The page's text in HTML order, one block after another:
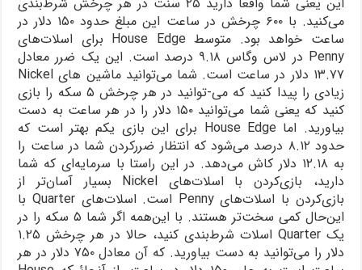
می‌کنید. با ۶۰۰ چرخش در ساعت این مبلغ حدود ۱۵۰ دلار در
ساعت خواهد بود. متوسط House Edge برای اسلات‌های
Penny در لاس وگاس ۹.۱۸ درصد است. این یک ضرر معادل
۱۳.۷۷ دلار در ساعت است. شما می‌توانید ماشین های Nickel
زیادی را پیدا کنید که می-توانید در هر چرخش ۵ سکه را بازی
کنید که یعنی شما می‌توانید ۱۵۰ دلار را در هر ساعت به دست
بیاورید. اما House Edge برای این بازی یکم بهتر است که
حدود ۸.۱۲ درصد می‌شود که انتظار ضررکردن شما در ساعت را
به ۱۲.۱۸ دلار کاش می‌دهد. در این راستا با سرمایه‌ای که شما
دارید، بازی‌کردن با اسلات‌های Nickel بسیار آسان‌تر از
بازی‌کردن با اسلات‌های Penny است. اسلات‌های Quarter با
این‌حال کمی سخت‌تر هستند. با این‌همه اگر شما ۵ سکه را در
یک Quarter اسلات شرط‌بندی کنید، حالا در هر چرخش ۱.۲۵
دلار را می‌توانید به دست بیاورید. که آن معادل ۷۵۰ دلار در هر